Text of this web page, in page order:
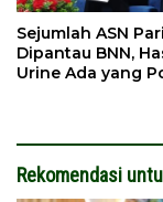
Sejumlah ASN
Dipantau BNN,
Urine Ada yang
Rekomendasi